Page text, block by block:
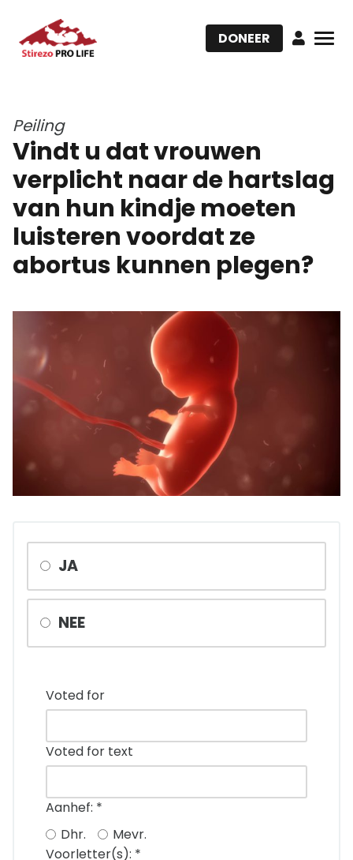
DONEER
Peiling
Vindt u dat vrouwen
verplicht naar de hartslag
van hun kindje moeten
luisteren voordat ze
abortus kunnen plegen?
JA
NEE
Voted for
Voted for text
Aanhef: *
Dhr.
Mevr.
Voorletter(s): *